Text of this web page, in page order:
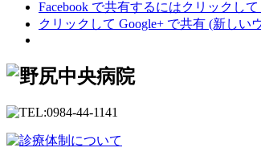
Facebook で共有するにはクリックし
クリックして Google+ で共有 (新しい